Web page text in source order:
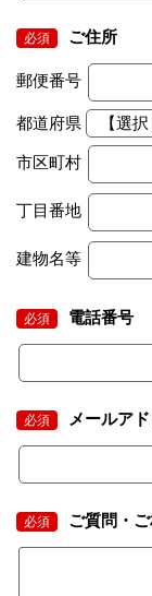
必須 ご住所
郵便番号
都道府県
市区町村
丁目番地
建物名等
必須 電話番号
必須 メールア
必須 ご質問・